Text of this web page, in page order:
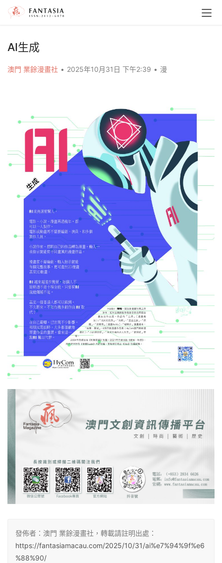
AI生成
澳門 業餘漫畫社 • 2025年10月31日 下午2:39 • 漫
發佈者：澳門 業餘漫畫社，轉載請註明出處：
https://fantasiamacau.com/2025/10/31/ai%e7%94%9f%e6
%88%90/